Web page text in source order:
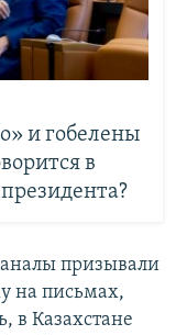
и гобелены
в
призывали
на письмах,
в Казахстане